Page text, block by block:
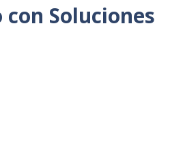
Soluciones